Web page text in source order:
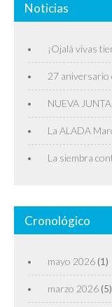
Noticias
¡Ojalá vivas
27 aniversario
NUEVA
La ALADA
La siembra
Cronológico
mayo 2026 (1)
marzo 2026 (5)